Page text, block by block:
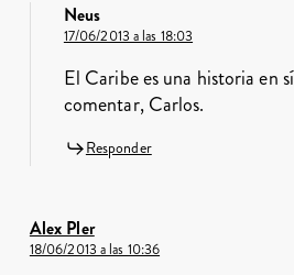
Neus
17/06/2013 a las 18:03
El Caribe es una historia en
comentar, Carlos.
Responder
Alex Pler
18/06/2013 a las 10:36